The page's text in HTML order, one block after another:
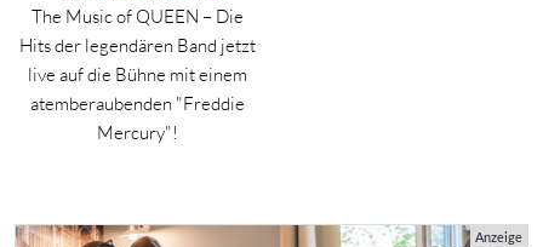
The Music of QUEEN – Die
Hits der legendären Band jetzt
live auf die Bühne mit einem
atemberaubenden "Freddie
Mercury"!
Anzeige